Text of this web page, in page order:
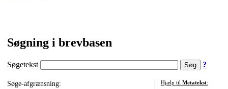
Søgning i brevbasen
Søgetekst ?
Søge-afgrænsning:
Hjælp til Metatekst: